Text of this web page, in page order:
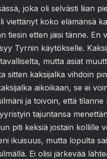
joka oli selvästi liian
viettänyt koko elämänsä
tiesin etten jäisi tänne.
Tyrnin käytökselle.
mutta asiat
sitten kaksijalka vihdoin
aikoikaan, se ei
ja toivoin, että
tajuntansa
piti keksiä jostain
ikuisuus, mutta lopulta
Ei olisi järkevää